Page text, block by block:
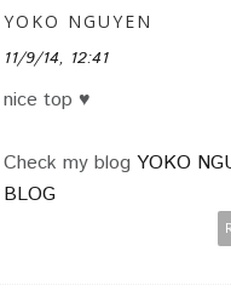
YOKO NGUYEN
11/9/14, 12:41
nice top ♥
Check my blog YOKO
BLOG